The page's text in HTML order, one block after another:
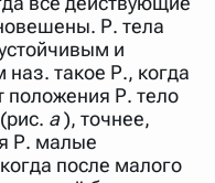
возможность
Например, если
поэт" и нажать
статьи о поэте
есть
поэт 19 века".
Р. тела
и
такое Р., когда
положения Р. тело
а), точнее,
Р. малые
после малого